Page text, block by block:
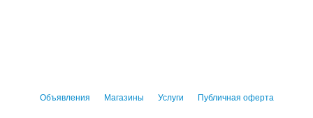
Объявления Магазины Услуги Публичная оферта